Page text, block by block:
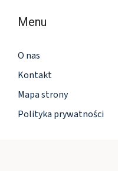
Menu
O nas
Kontakt
Mapa strony
Polityka prywatności